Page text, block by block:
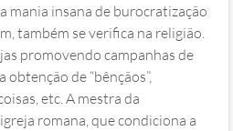
mania insana de burocratização
também se verifica na religião.
promovendo campanhas de
obtenção de “bênçãos”,
etc. A mestra da
romana, que condiciona a